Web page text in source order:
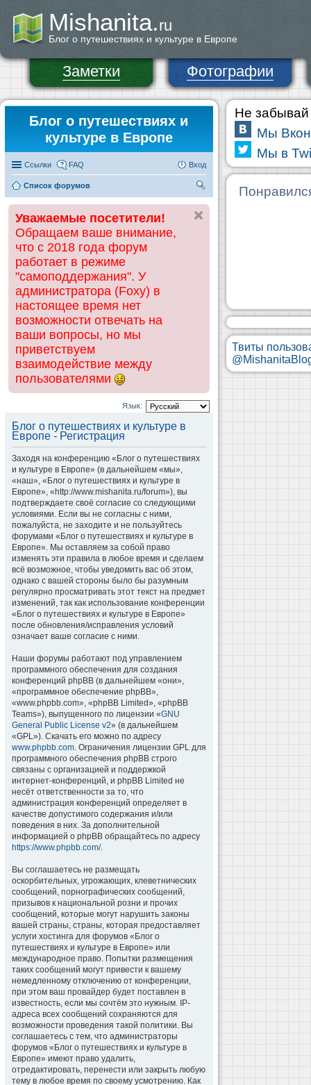
Mishanita.ru
Блог о путешествиях и культуре в Европе
Заметки Фотографии
Блог о путешествиях и
культуре в Европе
Ссылки FAQ Вход
Список форумов
ск
Уважаемые посетители!
Обращаем ваше внимание,
что с 2018 года форум
работает в режиме
"самоподдержания". У
администратора (Foxy) в
настоящее время нет
возможности отвечать на
ваши вопросы, но мы
приветствуем
взаимодействие между
пользователями
Язык:
Блог о путешествиях и культуре в
Европе - Регистрация
Заходя на конференцию «Блог о путешествиях
и культуре в Европе» (в дальнейшем «мы»,
«наш», «Блог о путешествиях и культуре в
Европе», «http://www.mishanita.ru/forum»), вы
подтверждаете своё согласие со следующими
условиями. Если вы не согласны с ними,
пожалуйста, не заходите и не пользуйтесь
форумами «Блог о путешествиях и культуре в
Европе». Мы оставляем за собой право
изменять эти правила в любое время и сделаем
всё возможное, чтобы уведомить вас об этом,
однако с вашей стороны было бы разумным
регулярно просматривать этот текст на предмет
изменений, так как использование конференции
«Блог о путешествиях и культуре в Европе»
после обновления/исправления условий
означает ваше согласие с ними.
Наши форумы работают под управлением
программного обеспечения для создания
конференций phpBB (в дальнейшем «они»,
«программное обеспечение phpBB»,
«www.phpbb.com», «phpBB Limited», «phpBB
Teams»), выпущенного по лицензии «GNU
General Public License v2» (в дальнейшем
«GPL»). Скачать его можно по адресу
www.phpbb.com. Ограничения лицензии GPL для
программного обеспечения phpBB строго
связаны с организацией и поддержкой
интернет-конференций, и phpBB Limited не
несёт ответственности за то, что
администрация конференций определяет в
качестве допустимого содержания и/или
поведения в них. За дополнительной
информацией о phpBB обращайтесь по адресу
https://www.phpbb.com/.
Вы соглашаетесь не размещать
оскорбительных, угрожающих, клеветнических
сообщений, порнографических сообщений,
призывов к национальной розни и прочих
сообщений, которые могут нарушить законы
вашей страны, страны, которая предоставляет
услуги хостинга для форумов «Блог о
путешествиях и культуре в Европе» или
международное право. Попытки размещения
таких сообщений могут привести к вашему
немедленному отключению от конференции,
при этом ваш провайдер будет поставлен в
известность, если мы сочтём это нужным. IP-
адреса всех сообщений сохраняются для
возможности проведения такой политики. Вы
соглашаетесь с тем, что администраторы
форумов «Блог о путешествиях и культуре в
Европе» имеют право удалить,
отредактировать, перенести или закрыть любую
тему в любое время по своему усмотрению. Как
Не забывай
Мы
Мы в
Твиты